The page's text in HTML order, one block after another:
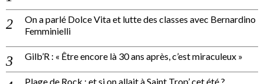
On a parlé Dolce Vita et lutte des classes avec Bernardino
Femminielli
Gilb’R : « Être encore là 30 ans après, c’est miraculeux »
Plage de Rock : et si on allait à Saint Trop’ cet été ?